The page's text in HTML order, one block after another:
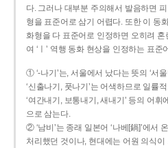
다. 그러나 대부분 주의해서 발음하면
형을 표준어로 삼기 어렵다. 또한 이 동
화형을 다 표준어로 인정하면 오히려
여 ‘ㅣ’ 역행 동화 현상을 인정하는 표준
① ‘-나기’는, 서울에서 났다는 뜻의 ‘서
‘신출나기, 풋나기’는 어색하므로 일률
‘여간내기, 보통내기, 새내기’ 등의 어휘
으로 삼는다.
② ‘남비’는 종래 일본어 ‘나베[鍋]’에서
처리했던 것이나, 현대에는 어원 의식이